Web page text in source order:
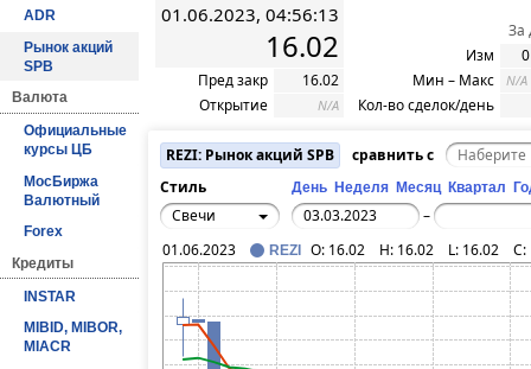
ADR
Рынок акций
SPB
Валюта
Официальные
курсы ЦБ
МосБиржа
Валютный
Forex
Кредиты
INSTAR
MIBID, MIBOR,
MIACR
01.06.2023, 04:56:13
16.02
Пред закр
16.02
Открытие
N/A
За
Изм
Мин – Макс
N/A
Кол-во сделок/день
REZI: Рынок акций SPB
сравнить с
Стиль
День Неделя Месяц Квартал
Свечи
–
01.06.2023
REZI O: 16.02 H: 16.02 L: 16.02 C: